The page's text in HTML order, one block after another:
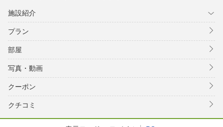
施設紹介
プラン
部屋
写真・動画
クーポン
クチコミ